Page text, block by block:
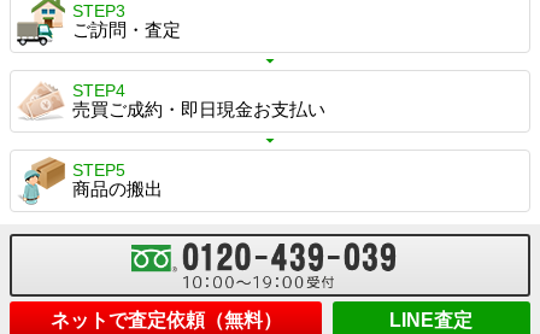
STEP3
ご訪問・査定
STEP4
売買ご成約・即日現金お支払い
STEP5
商品の搬出
ネットで査定依頼（無料） LINE査定